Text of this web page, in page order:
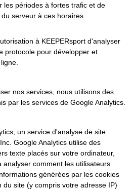
les périodes à fortes trafic et de
serveur à ces horaires
à KEEPERsport d'analyser
protocole pour développer et
nos services, nous utilisons des
par les services de Google Analytics.
un service d'analyse de site
Google Analytics utilise des
texte placés sur votre ordinateur,
analyser comment les utilisateurs
générées par les cookies
du site (y compris votre adresse IP)